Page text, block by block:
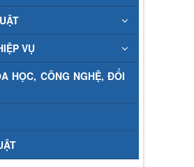
VỤ
HỌC, CÔNG NGHỆ, ĐỔI